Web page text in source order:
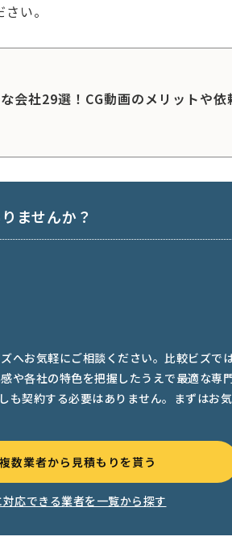
い。
会社29選！CG動画のメリットや依
ませんか？
へお気軽にご相談ください。比較ビズで
や各社の特色を把握したうえで最適な専
も契約する必要はありません。まずはお
数業者から見積もりを貰う
応できる業者を一覧から探す